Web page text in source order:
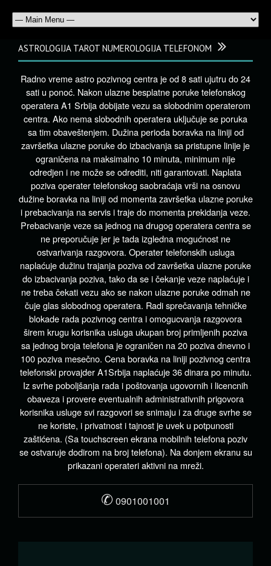
ASTROLOGIJA TAROT NUMEROLOGIJA TELEFONOM
Radno vreme astro pozivnog centra je od 8 sati ujutru do 24
sati u ponoć. Nakon ulazne besplatne poruke telefonskog
operatera A1 Srbija dobijate vezu sa slobodnim operaterom
centra. Ako nema slobodnih operatera uključuje se poruka
sa tim obaveštenjem. Dužina perioda boravka na liniji od
završetka ulazne poruke do izbacivanja sa pristupne linije je
ograničena na maksimalno 10 minuta, minimum nije
odredjen i ne može se odrediti, niti garantovati. Naplata
poziva operater telefonskog saobraćaja vrši na osnovu
dužine boravka na liniji od momenta završetka ulazne poruke
i prebacivanja na servis i traje do momenta prekidanja veze.
Prebacivanje veze sa jednog na drugog operatera centra se
ne preporučuje jer je tada izgledna mogućnost ne
ostvarivanja razgovora. Operater telefonskih usluga
naplaćuje dužinu trajanja poziva od završetka ulazne poruke
do izbacivanja poziva, tako da se i čekanje veze naplaćuje i
ne treba čekati vezu ako se nakon ulazne poruke odmah ne
čuje glas slobodnog operatera. Radi sprečavanja tehničke
blokade rada pozivnog centra i omogucvanja razgovora
širem krugu korisnika usluga ukupan broj primljenih poziva
sa jednog broja telefona je ograničen na 20 poziva dnevno i
100 poziva mesečno. Cena boravka na liniji pozivnog centra
telefonski provajder A1Srbija naplaćuje 36 dinara po minutu.
Iz svrhe poboljšanja rada i poštovanja ugovornih i licencnih
obaveza i provere eventualnih administrativnih prigovora
korisnika usluge svi razgovori se snimaju i za druge svrhe se
ne koriste, i privatnost i tajnost je uvek u potpunosti
zaštićena. (Sa touchscreen ekrana mobilnih telefona poziv
se ostvaruje dodirom na broj telefona). Na donjem ekranu su
prikazani operateri aktivni na mreži.
✆ 0901001001